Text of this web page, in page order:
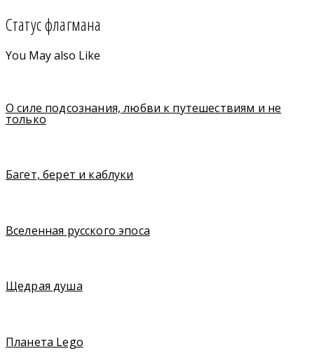
Статус флагмана
You May also Like
О силе подсознания, любви к путешествиям и не
только
Багет, берет и каблуки
Вселенная русского эпоса
Щедрая душа
Планета Lego